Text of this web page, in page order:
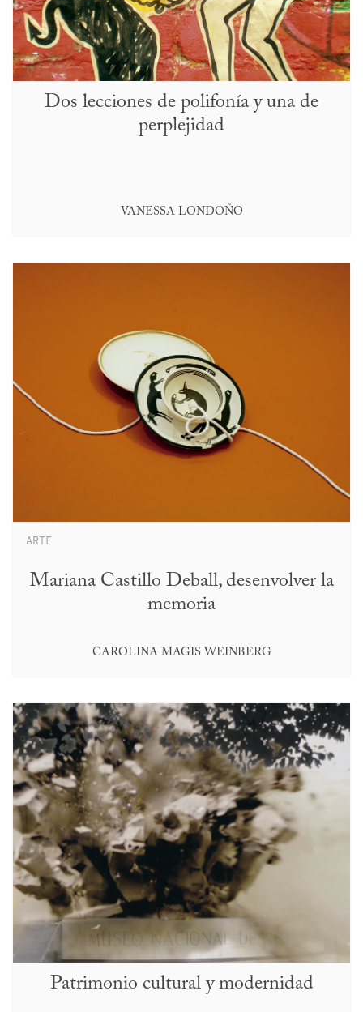
Dos lecciones de polifonía y una de
perplejidad
VANESSA LONDOÑO
ARTE
Mariana Castillo Deball, desenvolver la
memoria
CAROLINA MAGIS WEINBERG
Patrimonio cultural y modernidad